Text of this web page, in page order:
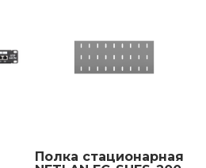
Полка стационарная